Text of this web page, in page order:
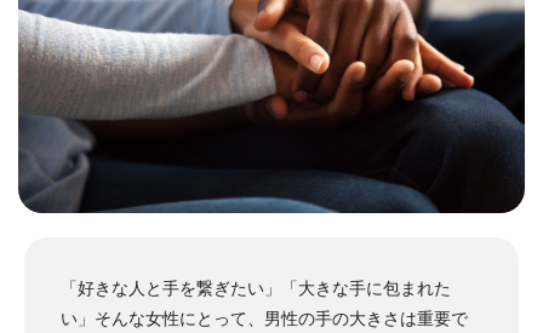
「好きな人と手を繋ぎたい」「大きな手に包まれた
い」そんな女性にとって、男性の手の大きさは重要で